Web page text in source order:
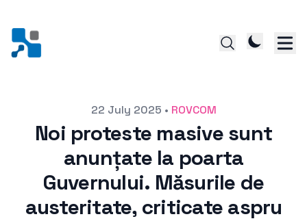
22 July 2025 • ROVCOM
Noi proteste masive sunt
anunțate la poarta
Guvernului. Măsurile de
austeritate, criticate aspru